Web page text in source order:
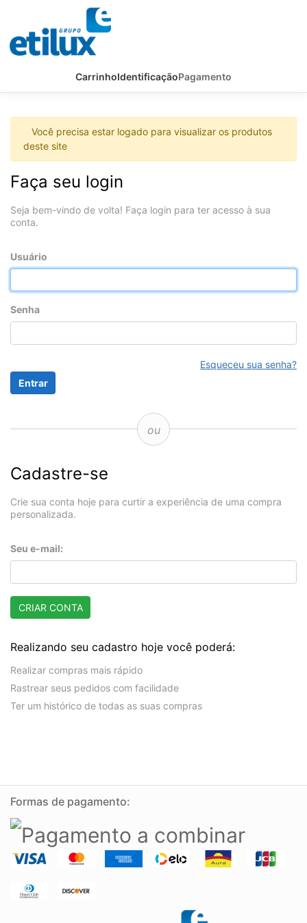
CarrinhoIdentificaçãoPagamento
Você precisa estar logado para visualizar os produtos
deste site
Faça seu login
Seja bem-vindo de volta! Faça login para ter acesso à sua
conta.
Usuário
Senha
Esqueceu sua senha?
ou
Cadastre-se
Crie sua conta hoje para curtir a experiência de uma compra
personalizada.
Seu e-mail:
CRIAR CONTA
Realizando seu cadastro hoje você poderá:
Realizar compras mais rápido
Rastrear seus pedidos com facilidade
Ter um histórico de todas as suas compras
Formas de pagamento: